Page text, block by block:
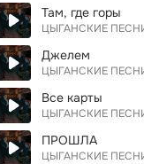
Там, где горы
ЦЫГАНСКИЕ
Джелем
ЦЫГАНСКИЕ
Все карты
ЦЫГАНСКИЕ
ПРОШЛА
ЦЫГАНСКИЕ